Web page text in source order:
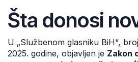
Šta donosi
U „Službenom glasniku BiH“,
2025. godine, objavljen je Zakon